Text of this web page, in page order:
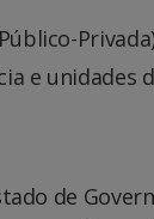
e unidades
de